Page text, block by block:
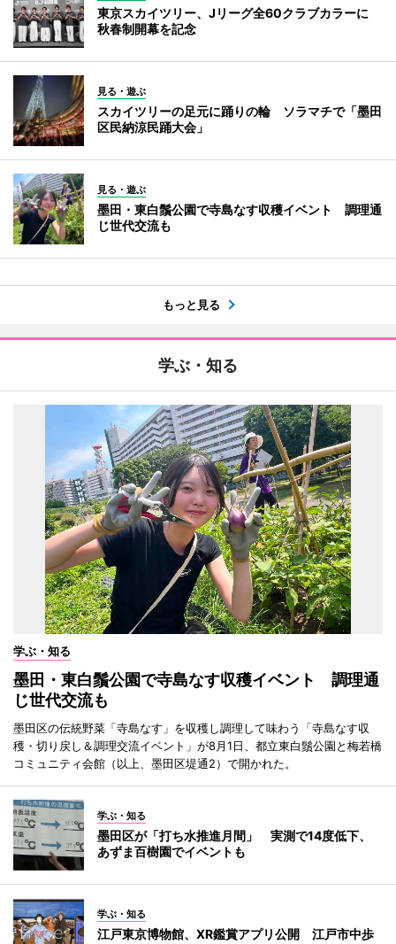
東京スカイツリー、Jリーグ全60クラブカラーに
秋春制開幕を記念
見る・遊ぶ
スカイツリーの足元に踊りの輪 ソラマチで「墨田
区民納涼民踊大会」
見る・遊ぶ
墨田・東白鬚公園で寺島なす収穫イベント 調理通
じ世代交流も
もっと見る
学ぶ・知る
学ぶ・知る
墨田・東白鬚公園で寺島なす収穫イベント 調理通
じ世代交流も
墨田区の伝統野菜「寺島なす」を収穫し調理して味わう「寺島なす収
穫・切り戻し＆調理交流イベント」が8月1日、都立東白鬚公園と梅若橋
コミュニティ会館（以上、墨田区堤通2）で開かれた。
学ぶ・知る
墨田区が「打ち水推進月間」 実測で14度低下、
あずま百樹園でイベントも
学ぶ・知る
江戸東京博物館、XR鑑賞アプリ公開 江戸市中歩